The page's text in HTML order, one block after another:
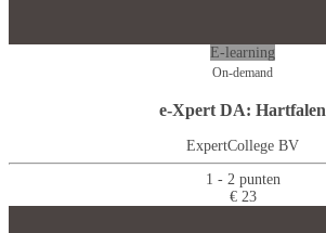
E-learning
On-demand
e-Xpert DA: Hartfalen
ExpertCollege BV
1 - 2 punten
€ 23